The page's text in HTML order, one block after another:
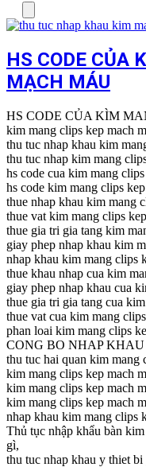
HS CODE CỦA
MẠCH MÁU
HS CODE CỦA KÌM
kim mang clips kep mach
thu tuc nhap khau kim
thu tuc nhap kim mang
hs code cua kim mang
hs code kim mang clips
thue nhap khau kim mang
thue vat kim mang clips
thue gia tri gia tang kim
giay phep nhap khau kim
nhap khau kim mang clips
thue khau nhap cua kim
giay phep nhap khau cua
thue gia tri gia tang cua
thue vat cua kim mang
phan loai kim mang clips
CONG BO NHAP KHAU
thu tuc hai quan kim mang
kim mang clips kep mach
kim mang clips kep mach
kim mang clips kep mach
nhap khau kim mang clips
Thủ tục nhập khẩu bàn
gì,
thu tuc nhap khau y thiet bi